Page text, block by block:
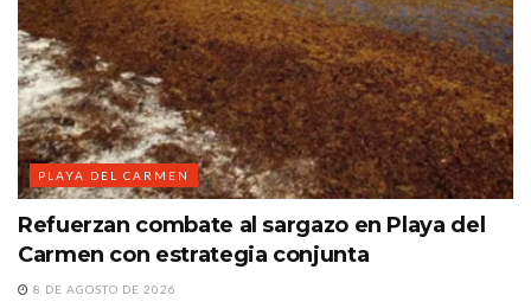
PLAYA DEL CARMEN
Refuerzan combate al sargazo en Playa del
Carmen con estrategia conjunta
8 DE AGOSTO DE 2026